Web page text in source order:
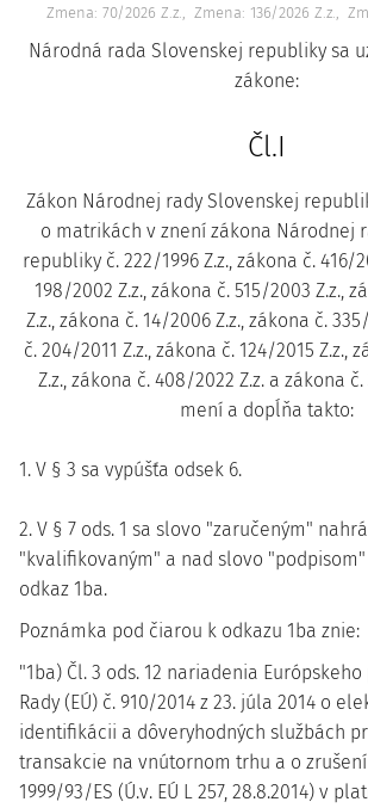
Zmena: 70/2026 Z.z. Zmena: 136/2026 Z.z.
Národná rada Slovenskej republiky sa
zákone:
Čl.I
Zákon Národnej rady Slovenskej
o matrikách v znení zákona Národnej
republiky č. 222/1996 Z.z., zákona č. 416/
198/2002 Z.z., zákona č. 515/2003 Z.z.,
Z.z., zákona č. 14/2006 Z.z., zákona č.
č. 204/2011 Z.z., zákona č. 124/2015 Z.z.,
Z.z., zákona č. 408/2022 Z.z. a zákona č.
mení a dopĺňa takto:
1. V § 3 sa vypúšťa odsek 6.
2. V § 7 ods. 1 sa slovo "zaručeným"
"kvalifikovaným" a nad slovo
odkaz 1ba.
Poznámka pod čiarou k odkazu 1ba znie:
"1ba) Čl. 3 ods. 12 nariadenia
Rady (EÚ) č. 910/2014 z 23. júla 2014 o
identifikácii a dôveryhodných službách
transakcie na vnútornom trhu a o
1999/93/ES (Ú.v. EÚ L 257, 28.8.2014) v